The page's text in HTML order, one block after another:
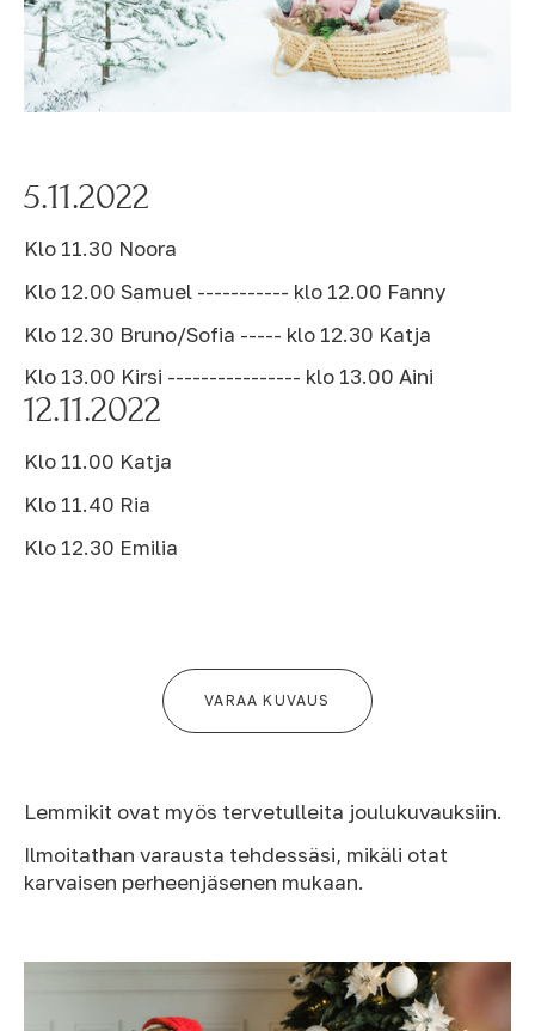
5.11.2022
Klo 11.30 Noora
Klo 12.00 Samuel ----------- klo 12.00 Fanny
Klo 12.30 Bruno/Sofia ----- klo 12.30 Katja
Klo 13.00 Kirsi ---------------- klo 13.00 Aini
12.11.2022
Klo 11.00 Katja
Klo 11.40 Ria
Klo 12.30 Emilia
VARAA KUVAUS
Lemmikit ovat myös tervetulleita joulukuvauksiin.
Ilmoitathan varausta tehdessäsi, mikäli otat
karvaisen perheenjäsenen mukaan.